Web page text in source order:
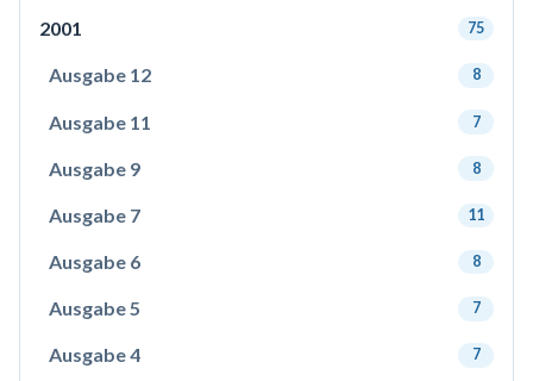
2001 75
Ausgabe 12 8
Ausgabe 11 7
Ausgabe 9 8
Ausgabe 7 11
Ausgabe 6 8
Ausgabe 5 7
Ausgabe 4 7